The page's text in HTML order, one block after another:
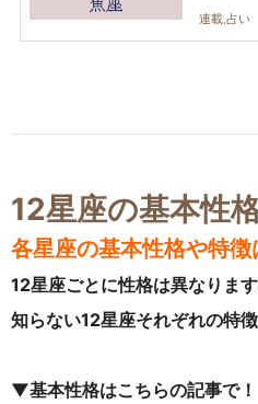
連載,占い
12星座の基本性
各星座の基本性格や特徴
12星座ごとに性格は異なりま
知らない12星座それぞれの特
▼基本性格はこちらの記事で！